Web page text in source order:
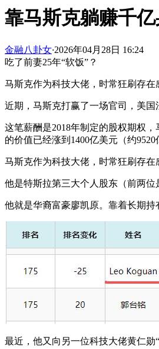
靠马斯克躺赚千
金融八卦女·2026年04月28日 16:24
吃了前妻25年“软饭”？
马斯克作为科技大佬，时常狂刷存
近期，马斯克打赢了一场官司，美国
这笔薪酬是2018年制定的股权期权
的价值已经涨到1400亿美元（约9520
马斯克作为科技大佬，时常狂刷存在
他是特斯拉第三大个人股东（前两位
他就是华裔富豪廖凯原。靠着长期持
最近，他又向另一位科技大佬黄仁